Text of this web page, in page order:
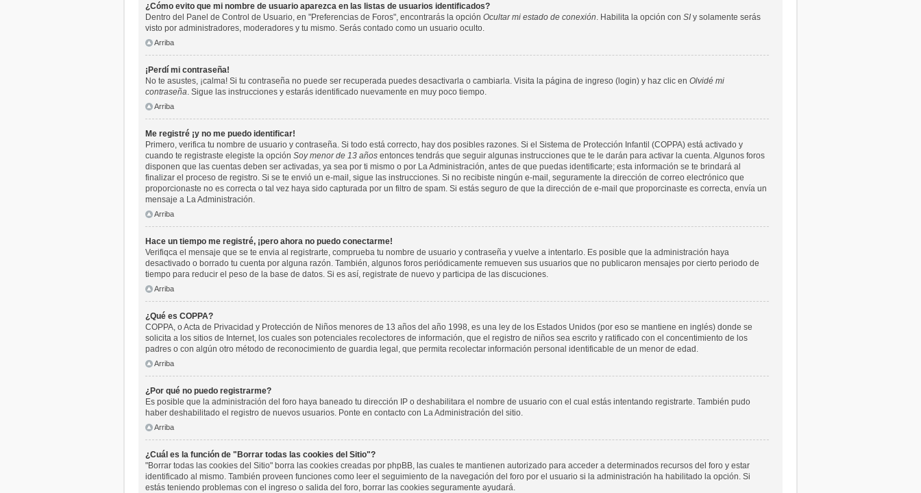
¿Cómo evito que mi nombre de usuario aparezca en las listas de usuarios identificados?
Dentro del Panel de Control de Usuario, en "Preferencias de Foros", encontrarás la opción Ocultar mi estado de conexión . Habilita la opción con SI y solamente serás
visto por administradores, moderadores y tu mismo. Serás contado como un usuario oculto.
Arriba
¡Perdí mi contraseña!
No te asustes, ¡calma! Si tu contraseña no puede ser recuperada puedes desactivarla o cambiarla. Visita la página de ingreso (login) y haz clic en Olvidé mi
contraseña . Sigue las instrucciones y estarás identificado nuevamente en muy poco tiempo.
Arriba
Me registré ¡y no me puedo identificar!
Primero, verifica tu nombre de usuario y contraseña. Si todo está correcto, hay dos posibles razones. Si el Sistema de Protección Infantil (COPPA) está activado y
cuando te registraste elegiste la opción Soy menor de 13 años entonces tendrás que seguir algunas instrucciones que te le darán para activar la cuenta. Algunos foros
disponen que las cuentas deben ser activadas, ya sea por ti mismo o por La Administración, antes de que puedas identificarte; esta información se te brindará al
finalizar el proceso de registro. Si se te envió un e-mail, sigue las instrucciones. Si no recibiste ningún e-mail, seguramente la dirección de correo electrónico que
proporcionaste no es correcta o tal vez haya sido capturada por un filtro de spam. Si estás seguro de que la dirección de e-mail que proporcinaste es correcta, envía un
mensaje a La Administración.
Arriba
Hace un tiempo me registré, ¡pero ahora no puedo conectarme!
Verifiqca el mensaje que se te envia al registrarte, comprueba tu nombre de usuario y contraseña y vuelve a intentarlo. Es posible que la administración haya
desactivado o borrado tu cuenta por alguna razón. También, algunos foros periódicamente remueven sus usuarios que no publicaron mensajes por cierto periodo de
tiempo para reducir el peso de la base de datos. Si es así, registrate de nuevo y participa de las discuciones.
Arriba
¿Qué es COPPA?
COPPA, o Acta de Privacidad y Protección de Niños menores de 13 años del año 1998, es una ley de los Estados Unidos (por eso se mantiene en inglés) donde se
solicita a los sitios de Internet, los cuales son potenciales recolectores de información, que el registro de niños sea escrito y ratificado con el concentimiento de los
padres o con algún otro método de reconocimiento de guardia legal, que permita recolectar información personal identificable de un menor de edad.
Arriba
¿Por qué no puedo registrarme?
Es posible que la administración del foro haya baneado tu dirección IP o deshabilitara el nombre de usuario con el cual estás intentando registrarte. También pudo
haber deshabilitado el registro de nuevos usuarios. Ponte en contacto con La Administración del sitio.
Arriba
¿Cuál es la función de "Borrar todas las cookies del Sitio"?
"Borrar todas las cookies del Sitio" borra las cookies creadas por phpBB, las cuales te mantienen autorizado para acceder a determinados recursos del foro y estar
identificado al mismo. También proveen funciones como leer el seguimiento de la navegación del foro por el usuario si la administración ha habilitado la opción. Si
estás teniendo problemas con el ingreso o salida del foro, borrar las cookies seguramente ayudará.